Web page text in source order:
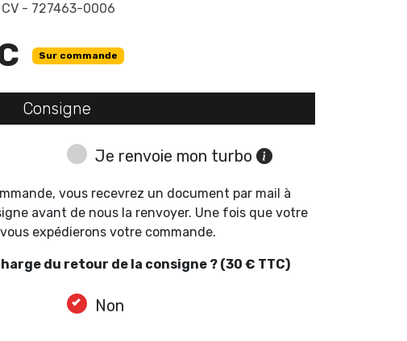
CV - 727463-0006
Sur commande
Consigne
Je renvoie mon turbo
vous recevrez un document par mail à
avant de nous la renvoyer. Une fois que votre
expédierons votre commande.
du retour de la consigne ? (30 € TTC)
Non